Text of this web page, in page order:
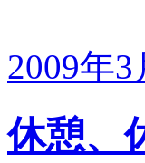
2009年3
休憩、